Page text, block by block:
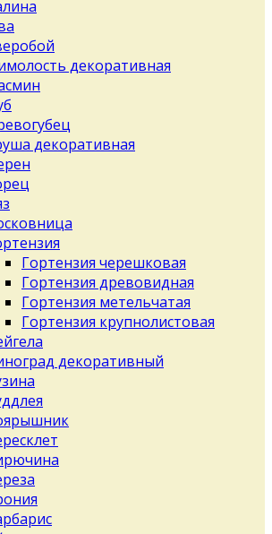
декоративная
декоративная
Гортензия черешковая
Гортензия древовидная
Гортензия метельчатая
Гортензия крупнолистовая
декоративный